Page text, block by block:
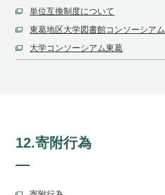
単位互換制度について
東葛地区大学図書館コンソーシアム
大学コンソーシアム東葛
12.寄附行為